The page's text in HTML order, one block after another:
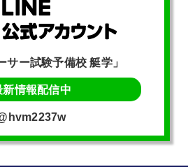
サー試験予備校 艇学」
新情報配信中